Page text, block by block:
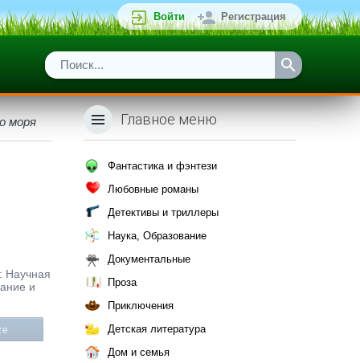
Войти Регистрация
моря
Научная
и
Главное меню
Фантастика и фэнтези
Любовные романы
Детективы и триллеры
Наука, Образование
Документальные
Проза
Приключения
Детская литература
Дом и семья